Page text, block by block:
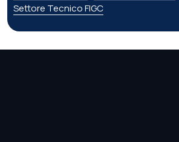
Settore Tecnico FIGC